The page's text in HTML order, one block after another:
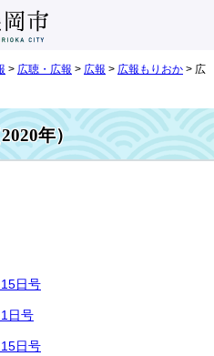
> 広聴・広報 > 広報 > 広報もりおか > 広
年）
日号
日号
日号